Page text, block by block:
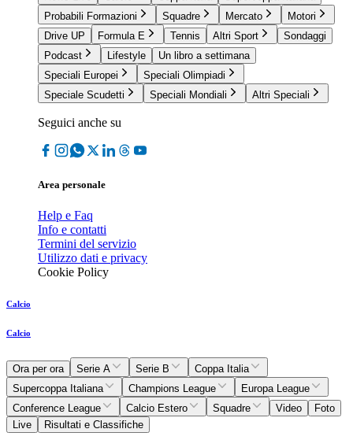
Probabili Formazioni
Squadre Mercato
Motori
Drive UP
Formula E Tennis Altri Sport
Sondaggi
Podcast
Lifestyle
Un libro a settimana
Speciali Europei
Speciali Olimpiadi
Speciale Scudetti
Speciali Mondiali Altri Speciali
Seguici anche su
Area personale
Help e Faq
Info e contatti
Termini del servizio
Utilizzo dati e privacy
Cookie Policy
Calcio
Calcio
Ora per ora Serie A Serie B
Coppa Italia
Supercoppa Italiana
Champions League
Europa League
Conference League
Calcio Estero Squadre Video
Foto
Live
Risultati e Classifiche